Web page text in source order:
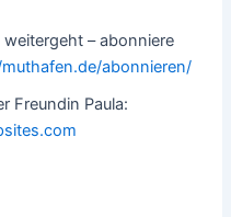
– abonniere
abonnieren/
Freundin Paula: